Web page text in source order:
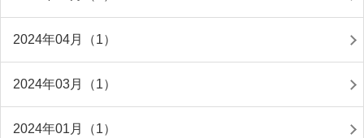
2024年04月（1）
2024年03月（1）
2024年01月（1）